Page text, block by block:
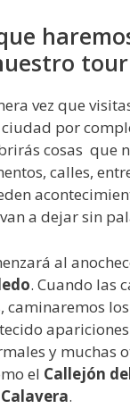
tour
vez que
por
cosas que
calles,
a dejar sin
al
. Cuando las
caminaremos
y muchas
el Callejón
.